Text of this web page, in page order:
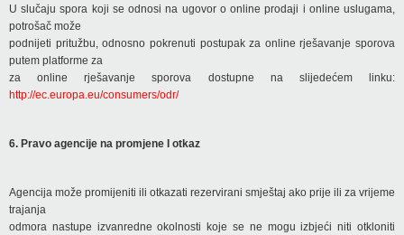
U slučaju spora koji se odnosi na ugovor o online prodaji i online uslugama,
potrošač može
podnijeti pritužbu, odnosno pokrenuti postupak za online rješavanje sporova
putem platforme za
za online rješavanje sporova dostupne na slijedećem linku:
http://ec.europa.eu/consumers/odr/
6. Pravo agencije na promjene I otkaz
Agencija može promijeniti ili otkazati rezervirani smještaj ako prije ili za vrijeme
trajanja
odmora nastupe izvanredne okolnosti koje se ne mogu izbjeći niti otkloniti